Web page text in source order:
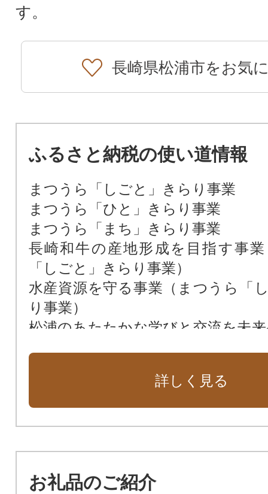
す。
長崎県松浦市をお気
ふるさと納税の使い道情報
まつうら「しごと」きらり事業
まつうら「ひと」きらり事業
まつうら「まち」きらり事業
長崎和牛の産地形成を目指す事
「しごと」きらり事業）
水産資源を守る事業（まつうら「
り事業）
松浦のあたたかな学びと交流を未
松浦高校支援プロジェクト（まつ
きらり事業）
子育て世帯に安心医療費助成（
と」きらり事業）
詳しく見る
お礼品のご紹介